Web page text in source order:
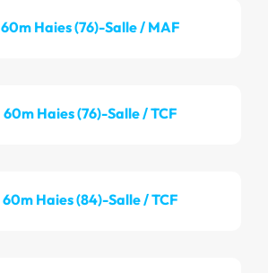
60m Haies (76)-Salle / MAF
60m Haies (76)-Salle / TCF
60m Haies (84)-Salle / TCF